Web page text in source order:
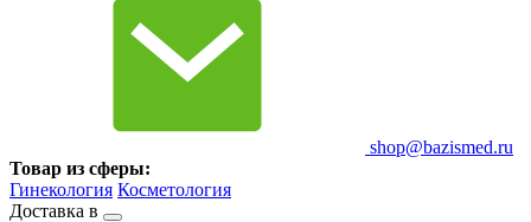
shop@bazismed.ru
Товар из сферы:
Гинекология Косметология
Доставка в